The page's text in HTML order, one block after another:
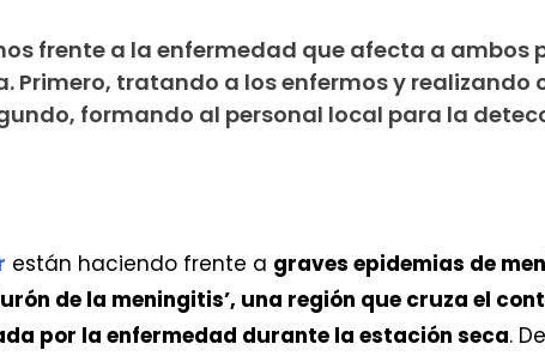
frente a la enfermedad que afecta a ambos
Primero, tratando a los enfermos y realizando
formando al personal local para la
están haciendo frente a graves epidemias de
de la meningitis’, una región que cruza el
por la enfermedad durante la estación seca.